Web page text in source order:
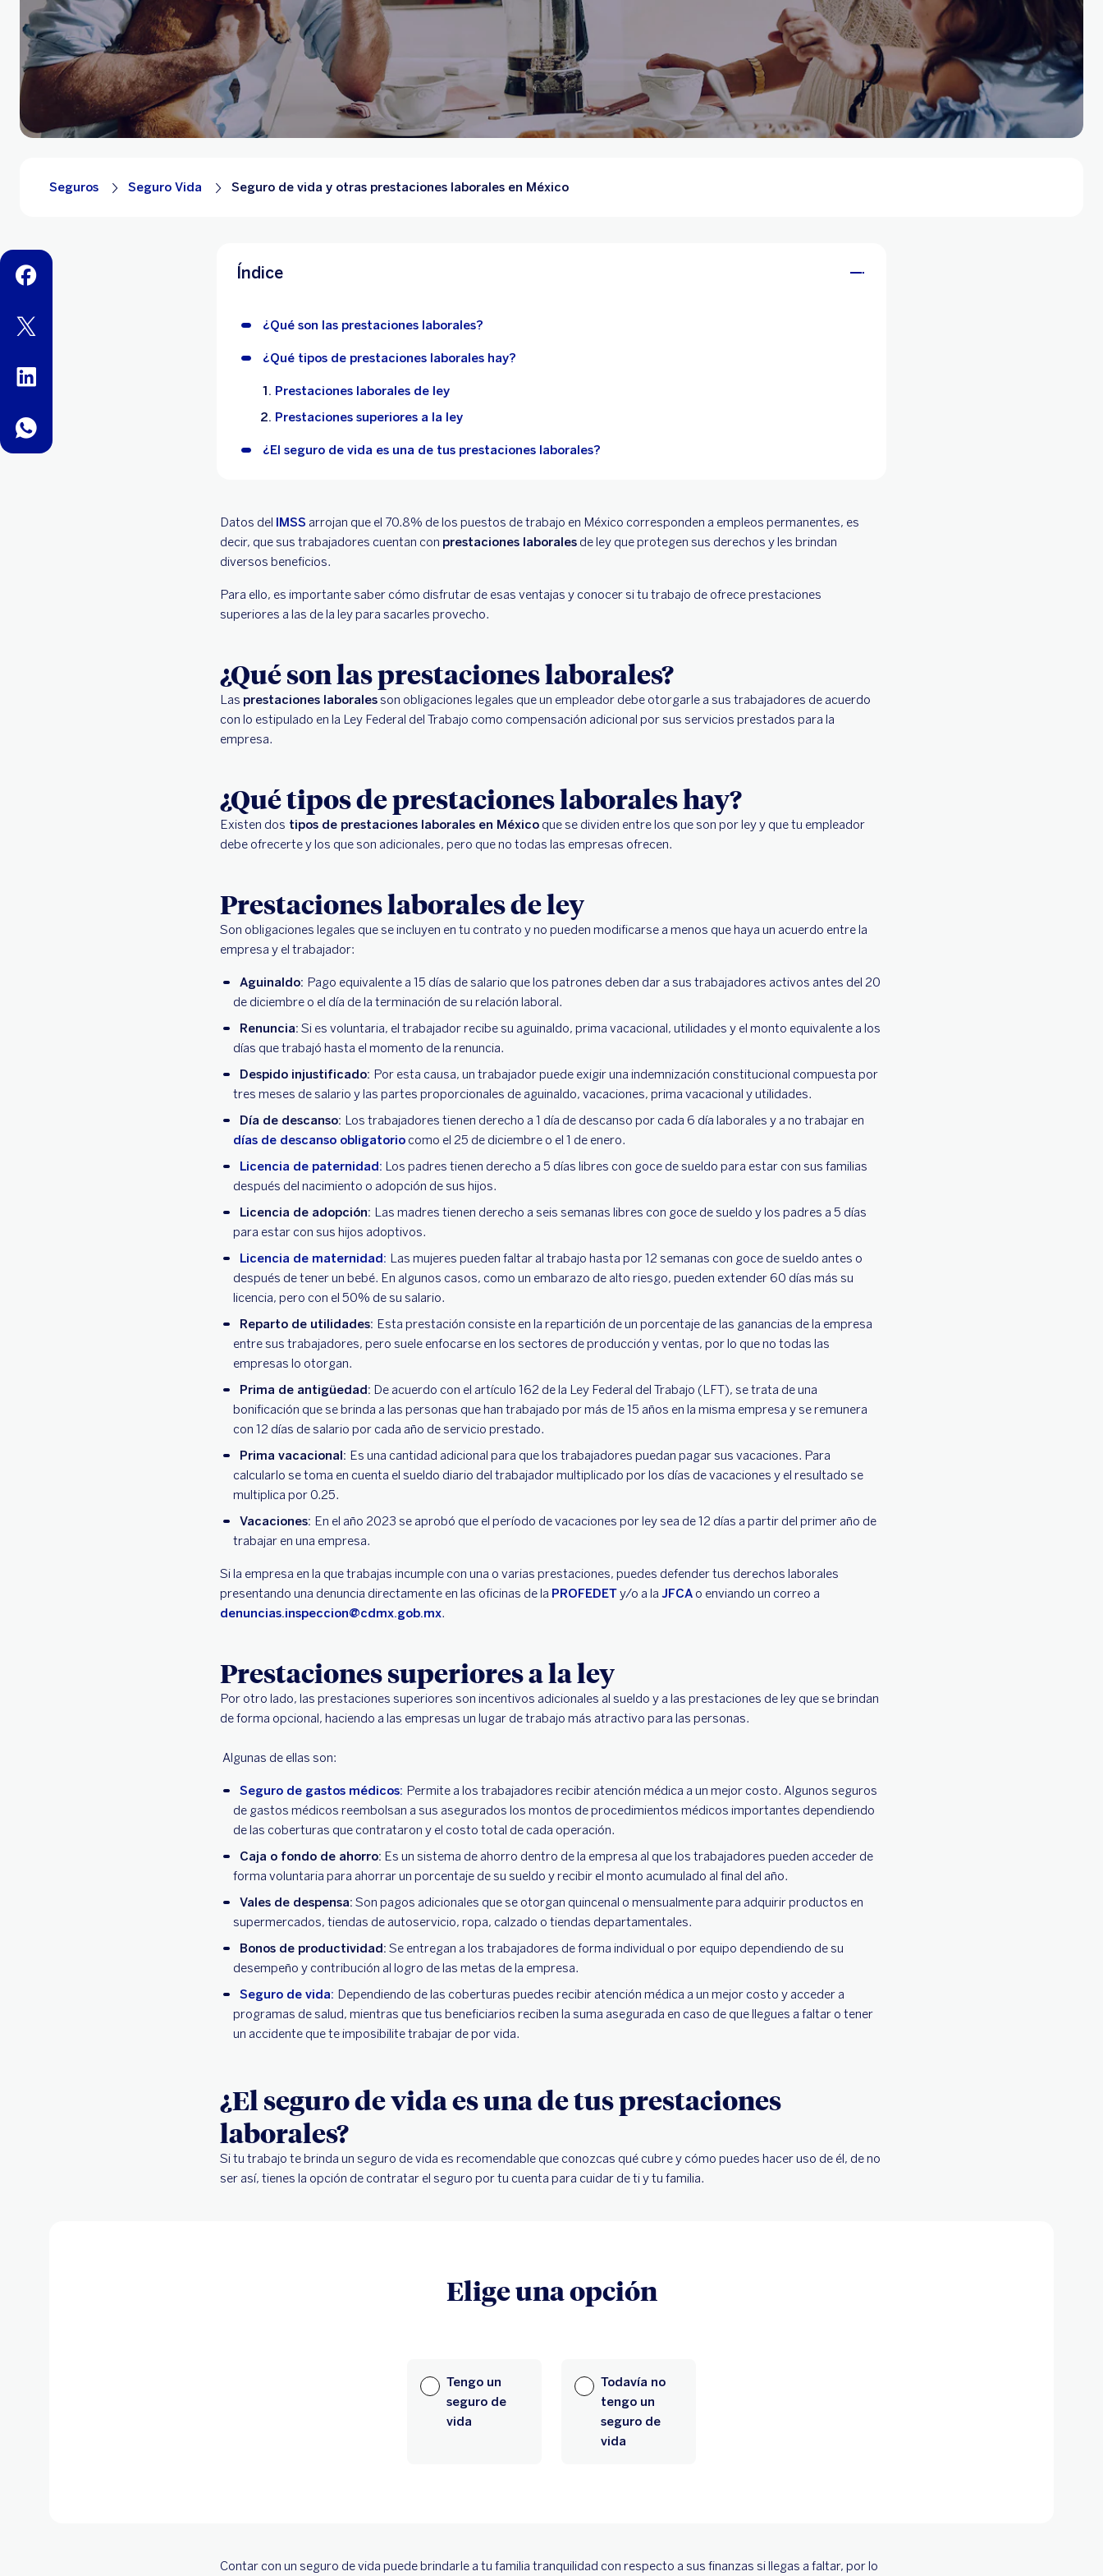
facebook
twitter
linkedin
whatsapp
Seguros Seguro Vida Seguro de vida y otras prestaciones laborales en México
Índice
¿Qué son las prestaciones laborales?
¿Qué tipos de prestaciones laborales hay?
Prestaciones laborales de ley
Prestaciones superiores a la ley
¿El seguro de vida es una de tus prestaciones laborales?
Datos del IMSS arrojan que el 70.8% de los puestos de trabajo en México corresponden a empleos permanentes, es
decir, que sus trabajadores cuentan con prestaciones laborales de ley que protegen sus derechos y les brindan
diversos beneficios.
Para ello, es importante saber cómo disfrutar de esas ventajas y conocer si tu trabajo de ofrece prestaciones
superiores a las de la ley para sacarles provecho.
¿Qué son las prestaciones laborales?
Las prestaciones laboralesson obligaciones legales que un empleador debe otorgarle a sus trabajadores de acuerdo
con lo estipulado en la Ley Federal del Trabajo como compensación adicional por sus servicios prestados para la
empresa.
¿Qué tipos de prestaciones laborales hay?
Existen dos tipos de prestaciones laborales en México que se dividen entre los que son por ley y que tu empleador
debe ofrecerte y los que son adicionales, pero que no todas las empresas ofrecen.
Prestaciones laborales de ley
Son obligaciones legales que se incluyen en tu contrato y no pueden modificarse a menos que haya un acuerdo entre la
empresa y el trabajador:
Aguinaldo: Pago equivalente a 15 días de salario que los patrones deben dar a sus trabajadores activos antes del 20
de diciembre o el día de la terminación de su relación laboral.
Renuncia: Si es voluntaria, el trabajador recibe su aguinaldo, prima vacacional, utilidades y el monto equivalente a los
días que trabajó hasta el momento de la renuncia.
Despido injustificado: Por esta causa, un trabajador puede exigir una indemnización constitucional compuesta por
tres meses de salario y las partes proporcionales de aguinaldo, vacaciones, prima vacacional y utilidades.
Día de descanso: Los trabajadores tienen derecho a 1 día de descanso por cada 6 día laborales y a no trabajar en
días de descanso obligatorio como el 25 de diciembre o el 1 de enero.
Licencia de paternidad: Los padres tienen derecho a 5 días libres con goce de sueldo para estar con sus familias
después del nacimiento o adopción de sus hijos.
Licencia de adopción: Las madres tienen derecho a seis semanas libres con goce de sueldo y los padres a 5 días
para estar con sus hijos adoptivos.
Licencia de maternidad: Las mujeres pueden faltar al trabajo hasta por 12 semanas con goce de sueldo antes o
después de tener un bebé. En algunos casos, como un embarazo de alto riesgo, pueden extender 60 días más su
licencia, pero con el 50% de su salario.
Reparto de utilidades: Esta prestación consiste en la repartición de un porcentaje de las ganancias de la empresa
entre sus trabajadores, pero suele enfocarse en los sectores de producción y ventas, por lo que no todas las
empresas lo otorgan.
Prima de antigüedad: De acuerdo con el artículo 162 de la Ley Federal del Trabajo (LFT), se trata de una
bonificación que se brinda a las personas que han trabajado por más de 15 años en la misma empresa y se remunera
con 12 días de salario por cada año de servicio prestado.
Prima vacacional: Es una cantidad adicional para que los trabajadores puedan pagar sus vacaciones. Para
calcularlo se toma en cuenta el sueldo diario del trabajador multiplicado por los días de vacaciones y el resultado se
multiplica por 0.25.
Vacaciones: En el año 2023 se aprobó que el período de vacaciones por ley sea de 12 días a partir del primer año de
trabajar en una empresa.
Si la empresa en la que trabajas incumple con una o varias prestaciones, puedes defender tus derechos laborales
presentando una denuncia directamente en las oficinas de la PROFEDETy/o a la JFCA o enviando un correo a
denuncias.inspeccion@cdmx.gob.mx.
Prestaciones superiores a la ley
Por otro lado, las prestaciones superiores son incentivos adicionales al sueldo y a las prestaciones de ley que se brindan
de forma opcional, haciendo a las empresas un lugar de trabajo más atractivo para las personas.
Algunas de ellas son:
Seguro de gastos médicos: Permite a los trabajadores recibir atención médica a un mejor costo. Algunos seguros
de gastos médicos reembolsan a sus asegurados los montos de procedimientos médicos importantes dependiendo
de las coberturas que contrataron y el costo total de cada operación.
Caja o fondo de ahorro: Es un sistema de ahorro dentro de la empresa al que los trabajadores pueden acceder de
forma voluntaria para ahorrar un porcentaje de su sueldo y recibir el monto acumulado al final del año.
Vales de despensa: Son pagos adicionales que se otorgan quincenal o mensualmente para adquirir productos en
supermercados, tiendas de autoservicio, ropa, calzado o tiendas departamentales.
Bonos de productividad: Se entregan a los trabajadores de forma individual o por equipo dependiendo de su
desempeño y contribución al logro de las metas de la empresa.
Seguro de vida: Dependiendo de las coberturas puedes recibir atención médica a un mejor costo y acceder a
programas de salud, mientras que tus beneficiarios reciben la suma asegurada en caso de que llegues a faltar o tener
un accidente que te imposibilite trabajar de por vida.
¿El seguro de vida es una de tus prestaciones
laborales?
Si tu trabajo te brinda un seguro de vida es recomendable que conozcas qué cubre y cómo puedes hacer uso de él, de no
ser así, tienes la opción de contratar el seguro por tu cuenta para cuidar de ti y tu familia.
Elige una opción
Tengo un
seguro de
vida
Todavía no
tengo un
seguro de
vida
Contar con un seguro de vida puede brindarle a tu familia tranquilidad con respecto a sus finanzas si llegas a faltar, por lo